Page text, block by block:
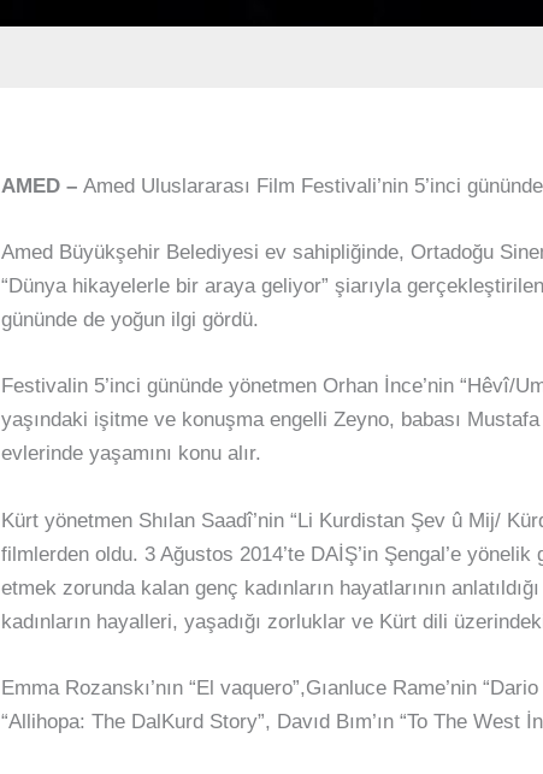
AMED – Amed Uluslararası Film Festivali’nin 5’inci
Amed Büyükşehir Belediyesi ev sahipliğinde, Ortadoğu
“Dünya hikayelerle bir araya geliyor” şiarıyla
gününde de yoğun ilgi gördü.
Festivalin 5’inci gününde yönetmen Orhan İnce’nin “Hêvî/
yaşındaki işitme ve konuşma engelli Zeyno, babası
evlerinde yaşamını konu alır.
Kürt yönetmen Shılan Saadî’nin “Li Kurdistan Şev û Mij/
filmlerden oldu. 3 Ağustos 2014’te DAİŞ’in Şengal’e
etmek zorunda kalan genç kadınların hayatlarının
kadınların hayalleri, yaşadığı zorluklar ve Kürt dili
Emma Rozanskı’nın “El vaquero”,Gıanluce Rame’nin
“Allihopa: The DalKurd Story”, Davıd Bım’ın “To The West